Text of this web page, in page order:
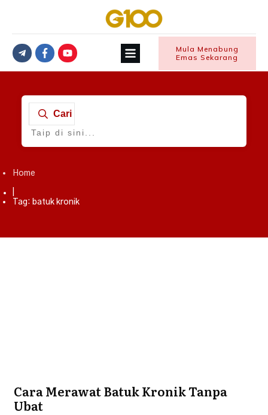
Mula Menabung
Emas Sekarang
Cari
Home
Tag: batuk kronik
Cara Merawat Batuk Kronik Tanpa
Ubat